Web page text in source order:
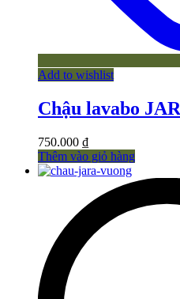
Add to wishlist
Chậu lavabo
750.000 ₫
Thêm vào giỏ hàng